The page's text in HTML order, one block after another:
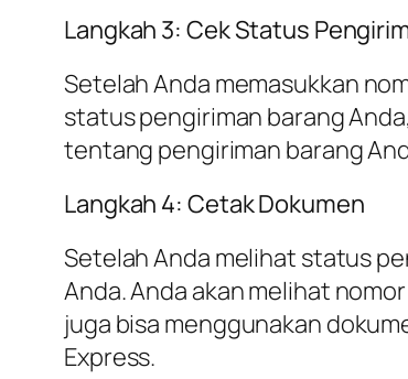
Langkah 3: Cek Status
Setelah Anda memasukkan
status pengiriman barang
tentang pengiriman barang
Langkah 4: Cetak Dokumen
Setelah Anda melihat status
Anda. Anda akan melihat
juga bisa menggunakan
Express.